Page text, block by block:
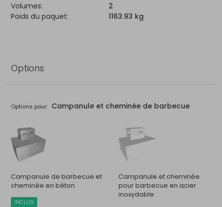
Volumes:
2
Poids du paquet:
1163.93 kg
Options
Options pour: Campanule et cheminée de barbecue
Campanule de barbecue et
cheminée en béton
INCLUS
Campanule et cheminée
pour barbecue en acier
inoxydable